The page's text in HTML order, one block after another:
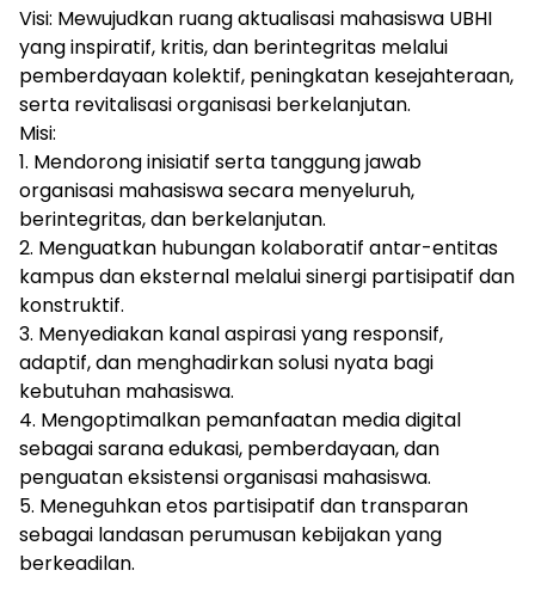
Visi: Mewujudkan ruang aktualisasi mahasiswa UBHI
yang inspiratif, kritis, dan berintegritas melalui
pemberdayaan kolektif, peningkatan kesejahteraan,
serta revitalisasi organisasi berkelanjutan.
Misi:
1. Mendorong inisiatif serta tanggung jawab
organisasi mahasiswa secara menyeluruh,
berintegritas, dan berkelanjutan.
2. Menguatkan hubungan kolaboratif antar-entitas
kampus dan eksternal melalui sinergi partisipatif dan
konstruktif.
3. Menyediakan kanal aspirasi yang responsif,
adaptif, dan menghadirkan solusi nyata bagi
kebutuhan mahasiswa.
4. Mengoptimalkan pemanfaatan media digital
sebagai sarana edukasi, pemberdayaan, dan
penguatan eksistensi organisasi mahasiswa.
5. Meneguhkan etos partisipatif dan transparan
sebagai landasan perumusan kebijakan yang
berkeadilan.